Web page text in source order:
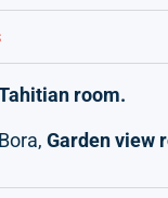
room.
Garden view